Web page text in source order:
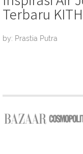
Terbaru KITH
by: Prastia Putra